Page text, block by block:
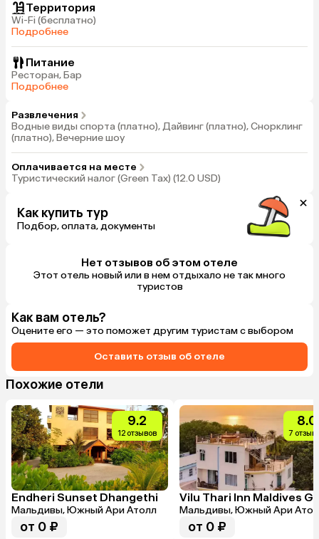
Территория
Wi-Fi (бесплатно)
Подробнее
Питание
Ресторан, Бар
Подробнее
Развлечения
Водные виды спорта (платно), Дайвинг (платно), Снорклинг
(платно), Вечерние шоу
Оплачивается на месте
Туристический налог (Green Tax) (12.0 USD)
Как купить тур
Подбор, оплата, документы
Нет отзывов об этом отеле
Этот отель новый или в нем отдыхало не так много
туристов
Как вам отель?
Оцените его — это поможет другим туристам с выбором
Оставить отзыв об отеле
Похожие отели
9.2
12 отзывов
Endheri Sunset Dhangethi
Мальдивы, Южный Ари Атолл
от 0 ₽
8.0
7
Мальдивы, Южный Ари
от 0 ₽